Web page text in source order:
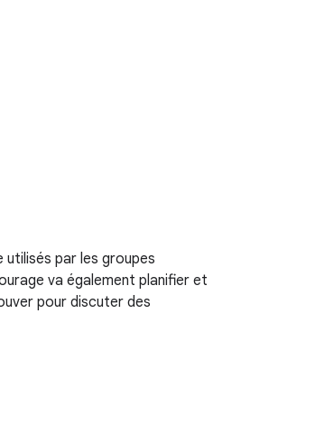
par les groupes
va également planifier et
pour discuter des